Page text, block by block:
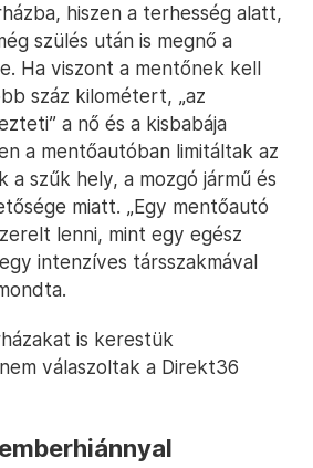
hiszen a terhesség alatt,
szülés után is megnő a
Ha viszont a mentőnek kell
száz kilométert, „az
a nő és a kisbabája
a mentőautóban limitáltak az
a szűk hely, a mozgó jármű és
miatt. „Egy mentőautó
lenni, mint egy egész
intenzíves társszakmával
is kerestük
válaszoltak a Direkt36